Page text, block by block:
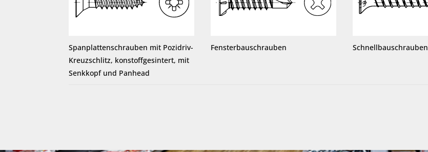
Spanplattenschrauben mit Pozidriv-
Kreuzschlitz, konstoffgesintert, mit
Senkkopf und Panhead
Fensterbauschrauben Schnellbauschrauben